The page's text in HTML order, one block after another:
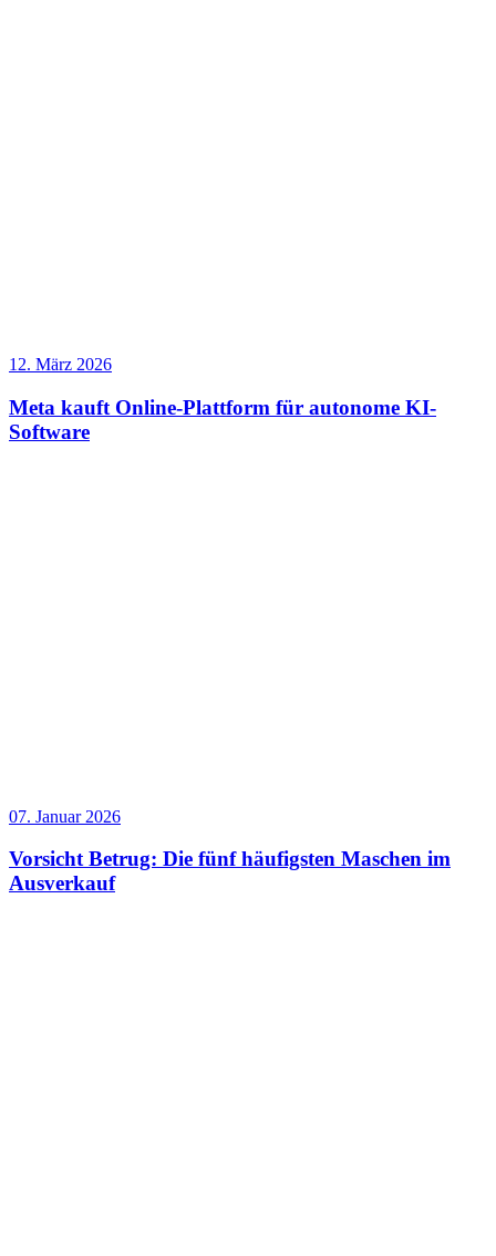
12. März 2026
Meta kauft Online-Plattform für autonome KI-
Software
07. Januar 2026
Vorsicht Betrug: Die fünf häufigsten Maschen im
Ausverkauf